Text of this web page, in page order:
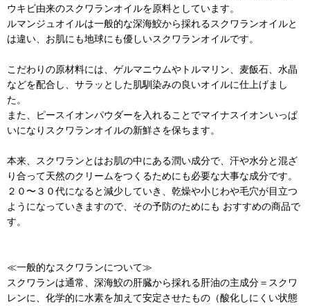
ウキビ由来のスクワランオイルを原料としています。
ルマンジュオイルは一般的な深海鮫から採れるスクワランオイルと
は違い、お肌にも地球にも優しいスクワランオイルです。
こだわりの原材料には、ゲルマニウムやトルマリン、麦飯石、水晶
などを配合し、サラッとした肌馴染みの良いオイルに仕上げまし
た。
また、ピースイオンパウダーを入れることでマイナスイオンいっぱ
いになりスクワランオイルの新鮮さを保ちます。
本来、スクワランとはお肌の中にある潤い成分で、汗や水分と混ざ
り合って天然のクリームをつくるためにも必要な大事な成分です。
２０〜３０代になると減少していき、乾燥や小じわや毛穴が目立つ
ようになっていきますので、その予防のためにも おすすめの商品で
す。
≪一般的なスクワランについて≫
スクワランは通常、深海鮫の肝臓から採れる肝油の主成分＝スクワ
レンに、化学的に水素を加えて安定させたもの（酸化しにくい状態